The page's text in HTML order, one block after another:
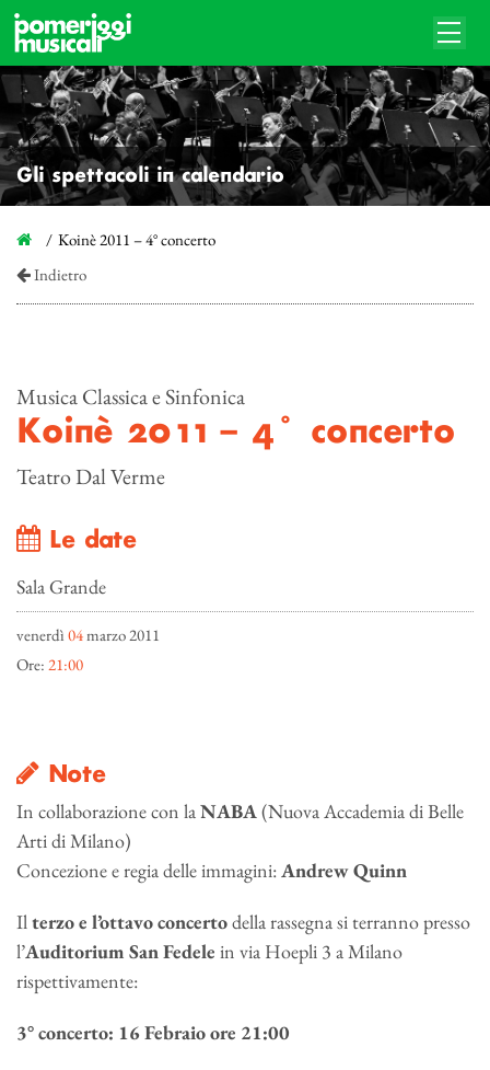
Gli spettacoli in calendario
Koinè 2011 – 4° concerto
Indietro
Musica Classica e Sinfonica
Koinè 2011 – 4° concerto
Teatro Dal Verme
Le date
Sala Grande
venerdì 04marzo 2011
Ore: 21:00
Note
In collaborazione con laNABA(Nuova Accademia di Belle
Arti di Milano)
Concezione e regia delle immagini:Andrew Quinn
Ilterzo e l’ottavo concertodella rassegna si terranno presso
l’Auditorium San Fedele in via Hoepli 3 a Milano
rispettivamente:
3° concerto: 16 Febraio ore 21:00